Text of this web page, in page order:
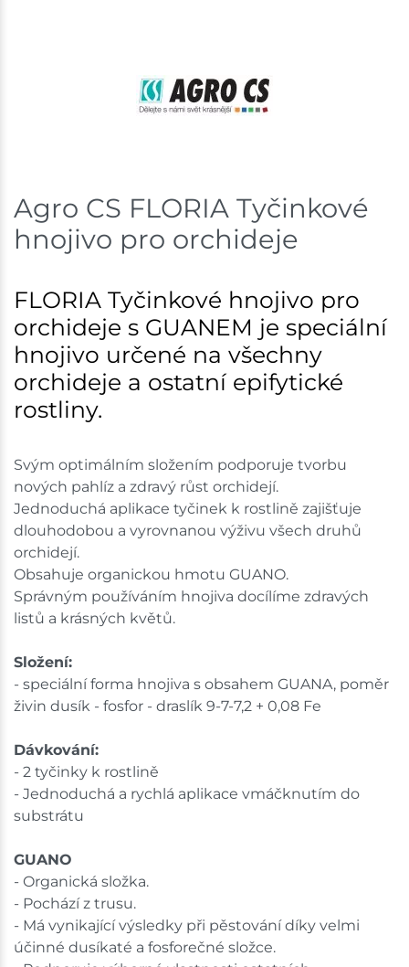
Agro CS FLORIA Tyčinkové
hnojivo pro orchideje
FLORIA Tyčinkové hnojivo pro
orchideje s GUANEM je speciální
hnojivo určené na všechny
orchideje a ostatní epifytické
rostliny.
Svým optimálním složením podporuje tvorbu
nových pahlíz a zdravý růst orchidejí.
Jednoduchá aplikace tyčinek k rostlině zajišťuje
dlouhodobou a vyrovnanou výživu všech druhů
orchidejí.
Obsahuje organickou hmotu GUANO.
Správným používáním hnojiva docílíme zdravých
listů a krásných květů.
Složení:
- speciální forma hnojiva s obsahem GUANA, poměr
živin dusík - fosfor - draslík 9-7-7,2 + 0,08 Fe
Dávkování:
- 2 tyčinky k rostlině
- Jednoduchá a rychlá aplikace vmáčknutím do
substrátu
GUANO
- Organická složka.
- Pochází z trusu.
- Má vynikající výsledky při pěstování díky velmi
účinné dusíkaté a fosforečné složce.